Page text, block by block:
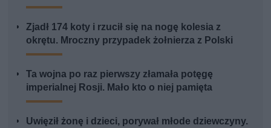
Zjadł 174 koty i rzucił się na nogę kolesia z
okrętu. Mroczny przypadek żołnierza z Polski
Ta wojna po raz pierwszy złamała potęgę
imperialnej Rosji. Mało kto o niej pamięta
Uwięził żonę i dzieci, porywał młode dziewczyny.